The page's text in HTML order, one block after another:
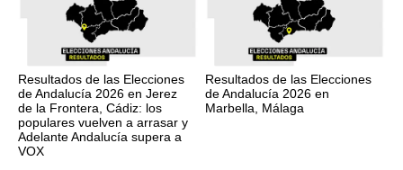
Resultados de las Elecciones
de Andalucía 2026 en Jerez
de la Frontera, Cádiz: los
populares vuelven a arrasar y
Adelante Andalucía supera a
VOX
Resultados de las Elecciones
de Andalucía 2026 en
Marbella, Málaga